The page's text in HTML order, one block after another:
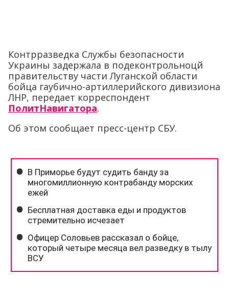
Контрразведка Службы безопасности
Украины задержала в подеконтрольноцй
правительству части Луганской области
бойца гаубично-артиллерийского дивизиона
ЛНР, передает корреспондент
ПолитНавигатора.
Об этом сообщает пресс-центр СБУ.